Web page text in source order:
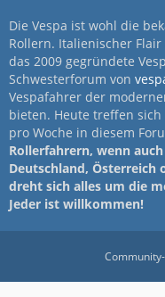
Die Vespa ist wohl die
Rollern. Italienischer
das 2009 gegründete
Schwesterforum von
Vespafahrer der
bieten. Heute treffen sich
pro Woche in diesem
Rollerfahrern, wenn
Deutschland, Österreich
dreht sich alles um die
Jeder ist willkommen!